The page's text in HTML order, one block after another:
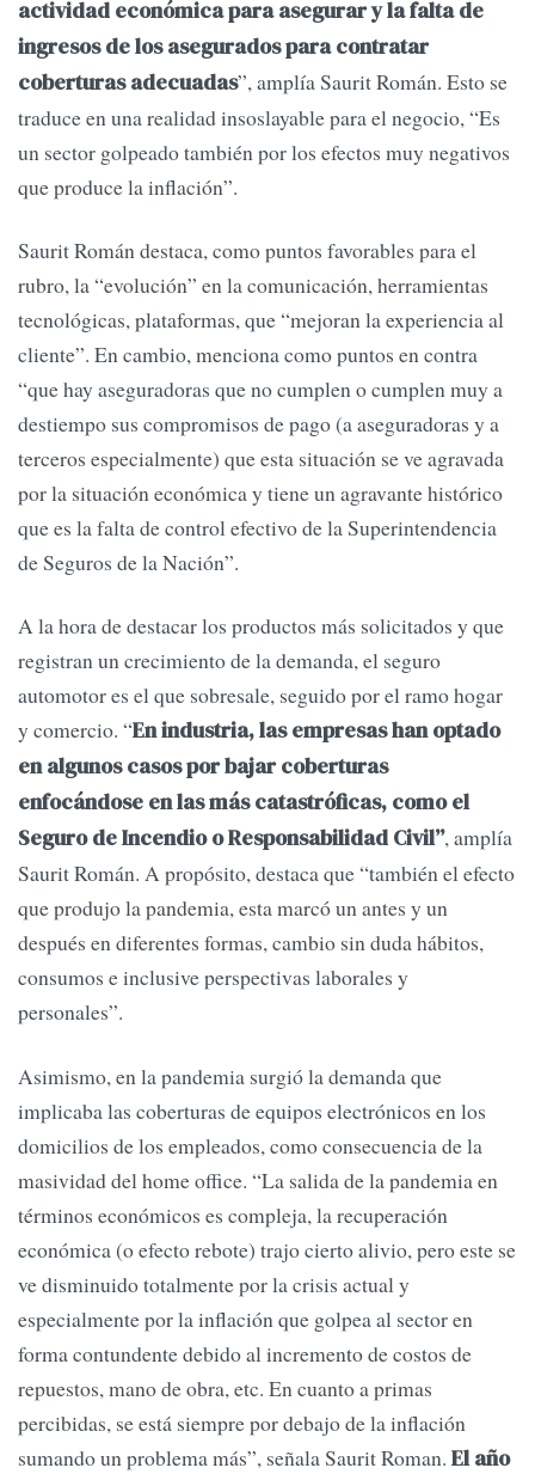
actividad económica para asegurar y la falta de
ingresos de los asegurados para contratar
coberturas adecuadas”, amplía Saurit Román. Esto se
traduce en una realidad insoslayable para el negocio, “Es
un sector golpeado también por los efectos muy negativos
que produce la inflación”.
Saurit Román destaca, como puntos favorables para el
rubro, la “evolución” en la comunicación, herramientas
tecnológicas, plataformas, que “mejoran la experiencia al
cliente”. En cambio, menciona como puntos en contra
“que hay aseguradoras que no cumplen o cumplen muy a
destiempo sus compromisos de pago (a aseguradoras y a
terceros especialmente) que esta situación se ve agravada
por la situación económica y tiene un agravante histórico
que es la falta de control efectivo de la Superintendencia
de Seguros de la Nación”.
A la hora de destacar los productos más solicitados y que
registran un crecimiento de la demanda, el seguro
automotor es el que sobresale, seguido por el ramo hogar
y comercio. “En industria, las empresas han optado
en algunos casos por bajar coberturas
enfocándose en las más catastróficas, como el
Seguro de Incendio o Responsabilidad Civil”, amplía
Saurit Román. A propósito, destaca que “también el efecto
que produjo la pandemia, esta marcó un antes y un
después en diferentes formas, cambio sin duda hábitos,
consumos e inclusive perspectivas laborales y
personales”.
Asimismo, en la pandemia surgió la demanda que
implicaba las coberturas de equipos electrónicos en los
domicilios de los empleados, como consecuencia de la
masividad del home office. “La salida de la pandemia en
términos económicos es compleja, la recuperación
económica (o efecto rebote) trajo cierto alivio, pero este se
ve disminuido totalmente por la crisis actual y
especialmente por la inflación que golpea al sector en
forma contundente debido al incremento de costos de
repuestos, mano de obra, etc. En cuanto a primas
percibidas, se está siempre por debajo de la inflación
sumando un problema más”, señala Saurit Roman. El año